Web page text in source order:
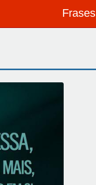
Frases